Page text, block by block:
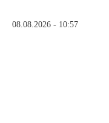
08.08.2026 - 10:57